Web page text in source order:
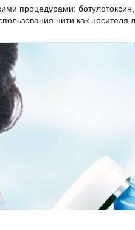
процедурами: ботулотоксин,
нити как носителя